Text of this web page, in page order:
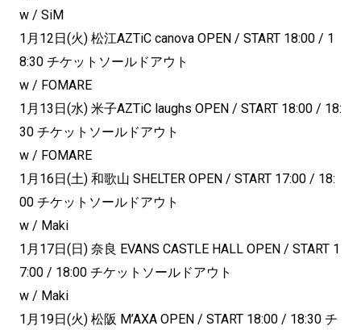
w / SiM
1月12日(火) 松江AZTiC canova OPEN / START 18:00 / 1
8:30 チケットソールドアウト
w / FOMARE
1月13日(水) 米子AZTiC laughs OPEN / START 18:00 / 18:
30 チケットソールドアウト
w / FOMARE
1月16日(土) 和歌山 SHELTER OPEN / START 17:00 / 18:
00 チケットソールドアウト
w / Maki
1月17日(日) 奈良 EVANS CASTLE HALL OPEN / START 1
7:00 / 18:00 チケットソールドアウト
w / Maki
1月19日(火) 松阪 M’AXA OPEN / START 18:00 / 18:30 チ